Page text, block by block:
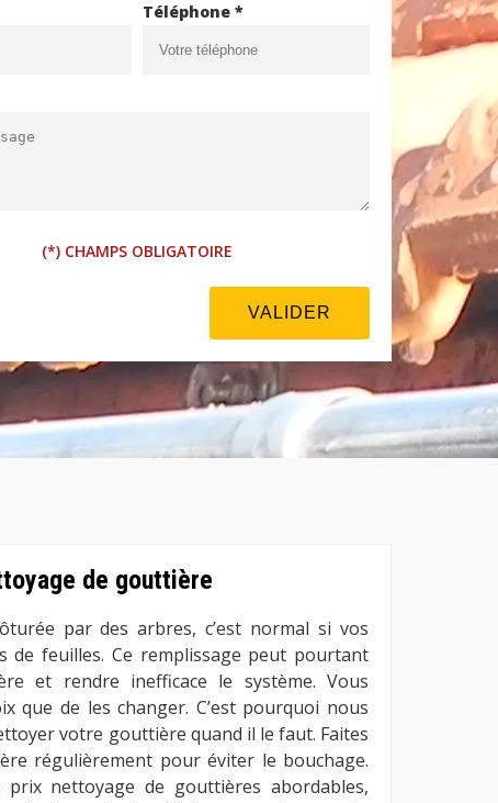
Téléphone *
(*) CHAMPS OBLIGATOIRE
de gouttière
par des arbres, c’est normal si vos
de feuilles. Ce remplissage peut pourtant
et rendre inefficace le système. Vous
que de les changer. C’est pourquoi nous
votre gouttière quand il le faut. Faites
régulièrement pour éviter le bouchage.
nettoyage de gouttières abordables,